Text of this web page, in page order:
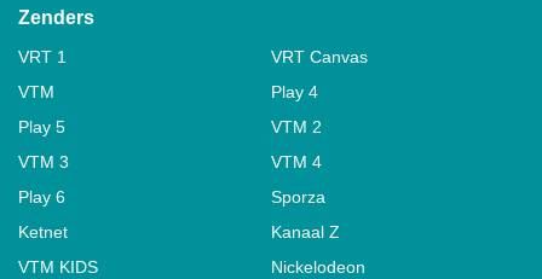
Zenders
VRT 1
VRT Canvas
VTM
Play 4
Play 5
VTM 2
VTM 3
VTM 4
Play 6
Sporza
Ketnet
Kanaal Z
VTM KIDS
Nickelodeon